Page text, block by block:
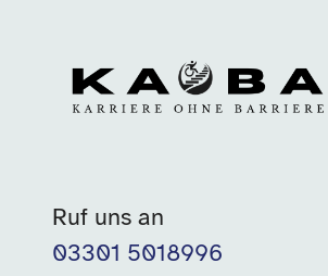
Ruf uns an
03301 5018996